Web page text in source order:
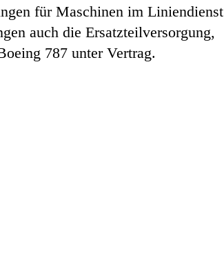
für Maschinen im Liniendienst
auch die Ersatzteilversorgung,
787 unter Vertrag.